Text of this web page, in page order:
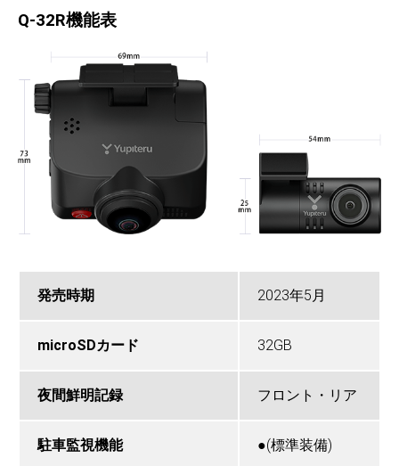
Q-32R機能表
発売時期 2023年5月
microSDカード 32GB
夜間鮮明記録 フロント・リア
駐車監視機能 ●(標準装備)